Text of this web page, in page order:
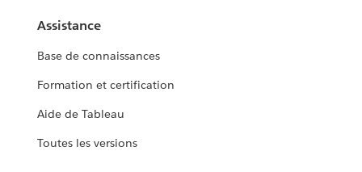
Assistance
Base de connaissances
Formation et certification
Aide de Tableau
Toutes les versions